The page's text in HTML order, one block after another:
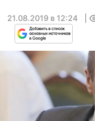
21.08.2019 в 12:24